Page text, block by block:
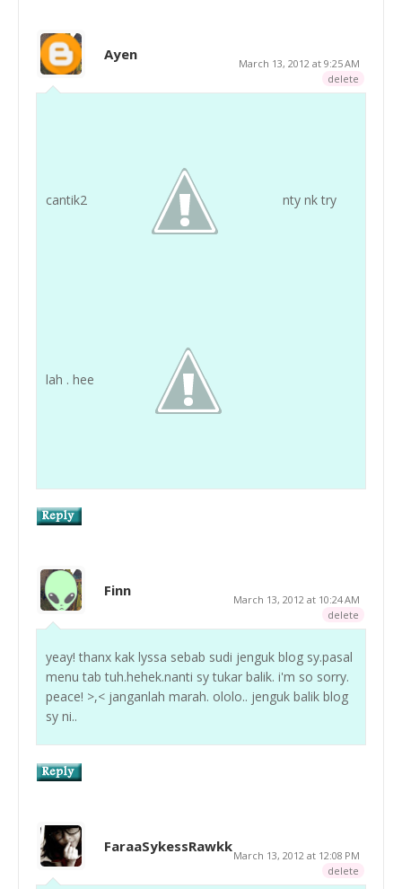
Ayen
March 13, 2012 at 9:25 AM
delete
cantik2 nty nk try
lah . hee
Finn
March 13, 2012 at 10:24 AM
delete
yeay! thanx kak lyssa sebab sudi jenguk blog sy.pasal
menu tab tuh.hehek.nanti sy tukar balik. i'm so sorry.
peace! >,< janganlah marah. ololo.. jenguk balik blog
sy ni..
FaraaSykessRawkk
March 13, 2012 at 12:08 PM
delete